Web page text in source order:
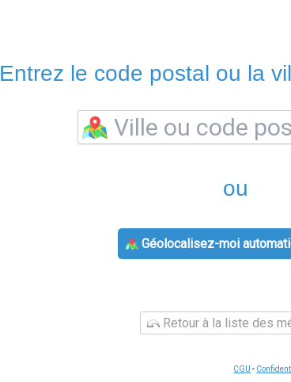
Entrez le code postal ou la
ou
Géolocalisez-moi
Retour à la liste des
CGU -